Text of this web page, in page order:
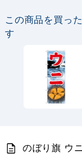
定番の
この商品を買っ
す
のぼり旗 ウ